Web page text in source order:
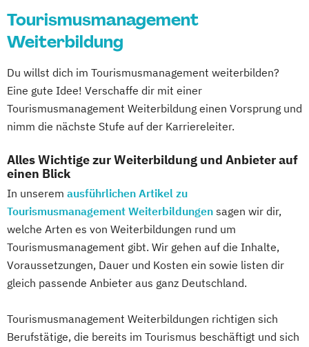
Tourismus Management
Tourismusökonom (FH)
Tourismusmanagement
Weiterbildung
Du willst dich im Tourismusmanagement weiterbilden?
Eine gute Idee! Verschaffe dir mit einer
Tourismusmanagement Weiterbildung einen Vorsprung und
nimm die nächste Stufe auf der Karriereleiter.
Alles Wichtige zur Weiterbildung und Anbieter auf
einen Blick
In unserem ausführlichen Artikel zu
Tourismusmanagement Weiterbildungen sagen wir dir,
welche Arten es von Weiterbildungen rund um
Tourismusmanagement gibt. Wir gehen auf die Inhalte,
Voraussetzungen, Dauer und Kosten ein sowie listen dir
gleich passende Anbieter aus ganz Deutschland.
Tourismusmanagement Weiterbildungen richtigen sich
Berufstätige, die bereits im Tourismus beschäftigt und sich